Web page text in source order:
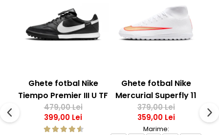
Ghete fotbal Nike
Tiempo Premier III U TF
479,00 Lei
399,00 Lei
Ghete fotbal Nike
Mercurial Superfly 11
Club TF
379,00 Lei
359,00 Lei
Marime: